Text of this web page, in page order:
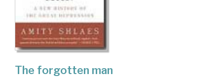
The forgotten man